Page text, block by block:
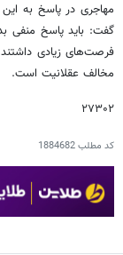
مهاجری در پاسخ به
گفت: باید پاسخ منفی
فرصت‌های زیادی
مخالف عقلانیت است.
۲۷۳۰۲
کد مطلب1884682